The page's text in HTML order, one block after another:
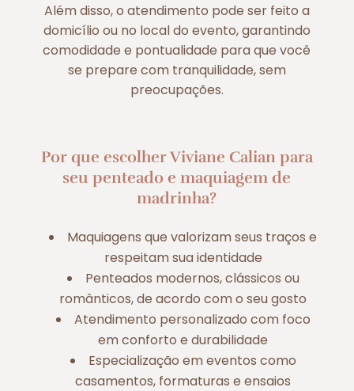
Além disso, o atendimento pode ser feito a
domicílio ou no local do evento, garantindo
comodidade e pontualidade para que você
se prepare com tranquilidade, sem
preocupações.
Por que escolher Viviane Calian para
seu penteado e maquiagem de
madrinha?
Maquiagens que valorizam seus traços e
respeitam sua identidade
Penteados modernos, clássicos ou
românticos, de acordo com o seu gosto
Atendimento personalizado com foco
em conforto e durabilidade
Especialização em eventos como
casamentos, formaturas e ensaios